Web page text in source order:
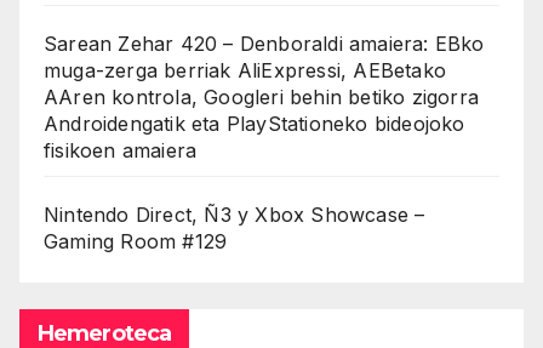
Sarean Zehar 420 – Denboraldi amaiera: EBko
muga-zerga berriak AliExpressi, AEBetako
AAren kontrola, Googleri behin betiko zigorra
Androidengatik eta PlayStationeko bideojoko
fisikoen amaiera
Nintendo Direct, Ñ3 y Xbox Showcase –
Gaming Room #129
Hemeroteca